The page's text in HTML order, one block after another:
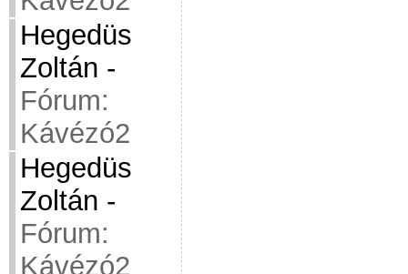
Hegedüs
Zoltán -
Fórum:
Kávézó2
Hegedüs
Zoltán -
Fórum:
Kávézó2